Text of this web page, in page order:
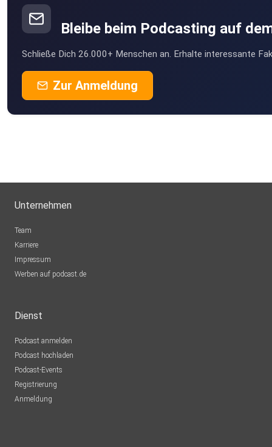
Bleibe beim Podcasting auf
Schließe Dich 26.000+ Menschen an. Erhalte interessante
Zur Anmeldung
Unternehmen
Team
Karriere
Impressum
Werben auf podcast.de
Dienst
Podcast anmelden
Podcast hochladen
Podcast-Events
Registrierung
Anmeldung